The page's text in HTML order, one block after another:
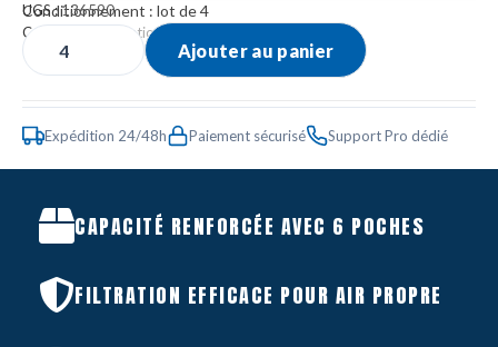
Conditionnement : lot de 4
UGS :136590
Catégories :
Filtration
Ajouter au panier
Expédition 24/48h Paiement sécurisé Support Pro dédié
CAPACITÉ RENFORCÉE AVEC 6 POCHES
FILTRATION EFFICACE POUR AIR PROPRE